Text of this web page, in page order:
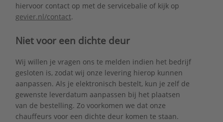
hiervoor contact op met de servicebalie of kijk op
gevier.nl/contact.
Niet voor een dichte deur
Wij willen je vragen ons te melden indien het bedrijf
gesloten is, zodat wij onze levering hierop kunnen
aanpassen. Als je elektronisch bestelt, kun je zelf de
gewenste leverdatum aanpassen bij het plaatsen
van de bestelling. Zo voorkomen we dat onze
chauffeurs voor een dichte deur komen te staan.